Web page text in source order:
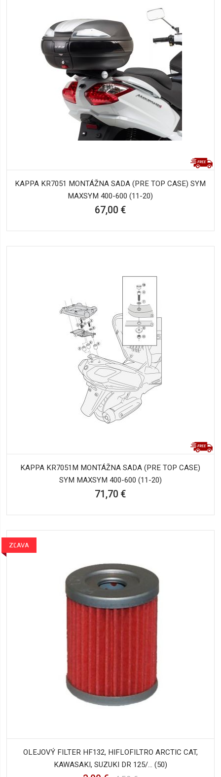
KAPPA KR7051 MONTÁŽNA SADA (PRE TOP CASE) SYM
MAXSYM 400-600 (11-20)
67,00 €
KAPPA KR7051M MONTÁŽNA SADA (PRE TOP CASE)
SYM MAXSYM 400-600 (11-20)
71,70 €
ZĽAVA
OLEJOVÝ FILTER HF132, HIFLOFILTRO ARCTIC CAT,
KAWASAKI, SUZUKI DR 125/... (50)